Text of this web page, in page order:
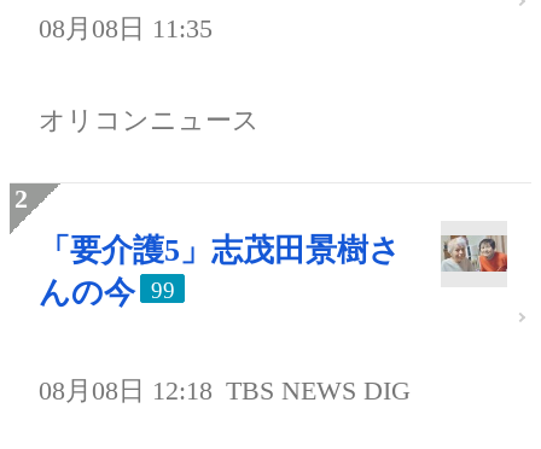
08月08日 11:35
オリコンニュース
「要介護5」志茂田景樹さ
んの今
99
08月08日 12:18 TBS NEWS DIG